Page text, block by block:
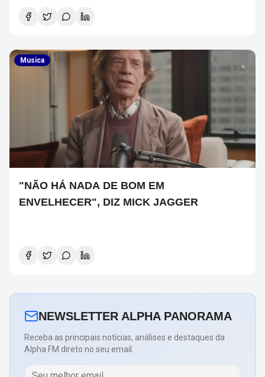
Musica
"NÃO HÁ NADA DE BOM EM
ENVELHECER", DIZ MICK JAGGER
NEWSLETTER ALPHA PANORAMA
Receba as principais notícias, análises e destaques da
Alpha FM direto no seu email.